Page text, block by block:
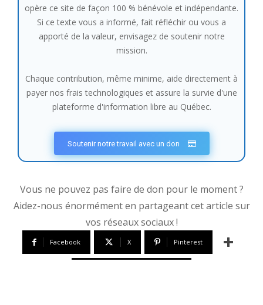
opère ce site de façon 100 % bénévole et indépendante.
Si ce texte vous a informé, fait réfléchir ou vous a
apporté de la valeur, envisagez de soutenir notre
mission.
Chaque contribution, même minime, aide directement à
payer nos frais technologiques et assure la survie d'une
plateforme d'information libre au Québec.
Soutenir notre travail avec un don
Vous ne pouvez pas faire de don pour le moment ?
Aidez-nous énormément en partageant cet article sur
vos réseaux sociaux !
Facebook X Pinterest